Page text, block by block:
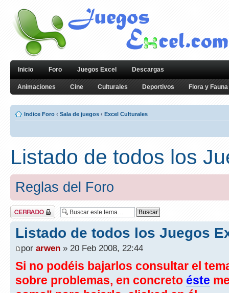
Inicio Foro Juegos Excel Descargas
Animaciones Cine Culturales Deportivos Flora y Fauna
Indice Foro ‹ Sala de juegos ‹ Excel Culturales
Listado de todos los
Reglas del Foro
Tema cerrado
Listado de todos los Juegos
por arwen » 20 Feb 2008, 22:44
Si no podéis bajarlos consultar el
sobre problemas, en concreto éste